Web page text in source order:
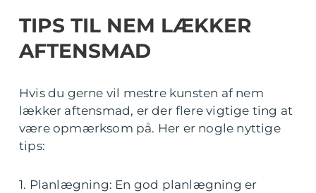
TIPS TIL NEM LÆKKER
AFTENSMAD
Hvis du gerne vil mestre kunsten af nem
lækker aftensmad, er der flere vigtige ting at
være opmærksom på. Her er nogle nyttige
tips:
1. Planlægning: En god planlægning er